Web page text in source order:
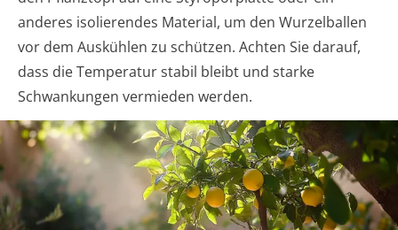
anderes isolierendes Material, um den Wurzelballen
vor dem Auskühlen zu schützen. Achten Sie darauf,
dass die Temperatur stabil bleibt und starke
Schwankungen vermieden werden.